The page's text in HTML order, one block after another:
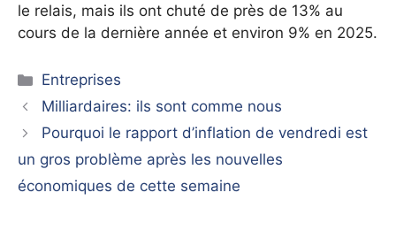
le relais, mais ils ont chuté de près de 13% au
cours de la dernière année et environ 9% en 2025.
Catégories
Entreprises
Milliardaires: ils sont comme nous
Pourquoi le rapport d’inflation de vendredi est
un gros problème après les nouvelles
économiques de cette semaine